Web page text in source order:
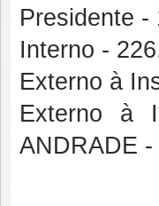
Presidente -
Interno -
Externo à
Externo à
ANDRADE -